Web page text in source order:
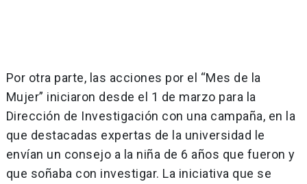
Por otra parte, las acciones por el “Mes de la
Mujer” iniciaron desde el 1 de marzo para la
Dirección de Investigación con una campaña, en la
que destacadas expertas de la universidad le
envían un consejo a la niña de 6 años que fueron y
que soñaba con investigar. La iniciativa que se